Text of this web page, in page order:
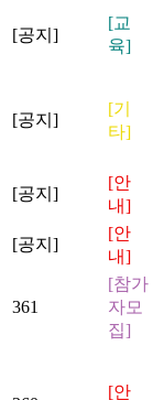
[공지]
[교
육]
[공지]
[기
타]
[공지]
[안
내]
[공지]
[안
내]
361
[참가
자모
집]
[안